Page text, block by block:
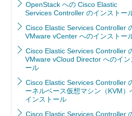
OpenStack への Cisco Elastic
Services Controller のインストー
Cisco Elastic Services Controller
VMware vCenter へのインストー
Cisco Elastic Services Controller
VMware vCloud Director へのイン
ール
Cisco Elastic Services Controller
ーネルベース仮想マシン（KVM）
インストール
Cisco Elastic Services Controller